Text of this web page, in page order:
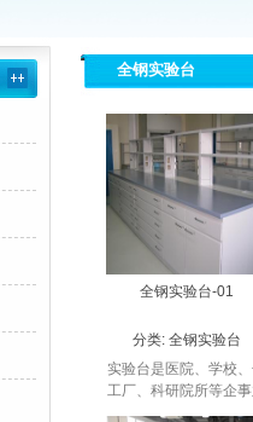
全钢实验台
全钢实验台-01
分类: 全钢实验台
实验台是医院、学校
工厂、科研院所等企
单位进行实验检测及